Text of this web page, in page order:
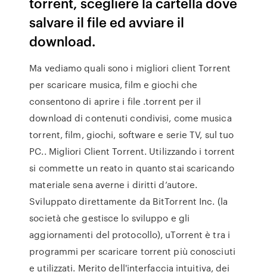
salvare il file ed avviare il
download.
Ma vediamo quali sono i migliori client Torrent
per scaricare musica, film e giochi che
consentono di aprire i file .torrent per il
download di contenuti condivisi, come musica
torrent, film, giochi, software e serie TV, sul tuo
PC.. Migliori Client Torrent. Utilizzando i torrent
si commette un reato in quanto stai scaricando
materiale sena averne i diritti d’autore.
Sviluppato direttamente da BitTorrent Inc. (la
società che gestisce lo sviluppo e gli
aggiornamenti del protocollo), uTorrent è tra i
programmi per scaricare torrent più conosciuti
e utilizzati. Merito dell'interfaccia intuitiva, dei